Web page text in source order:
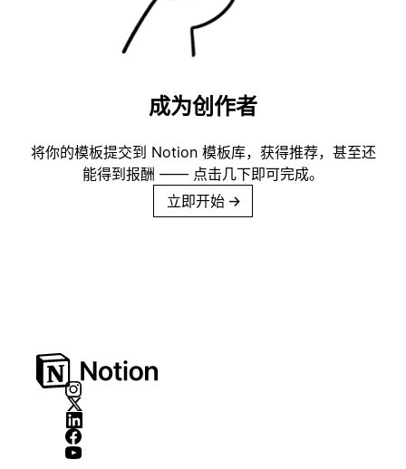
成为创作者
将你的模板提交到 Notion 模板库，获得推荐，甚至还
能得到报酬 —— 点击几下即可完成。
立即开始 →